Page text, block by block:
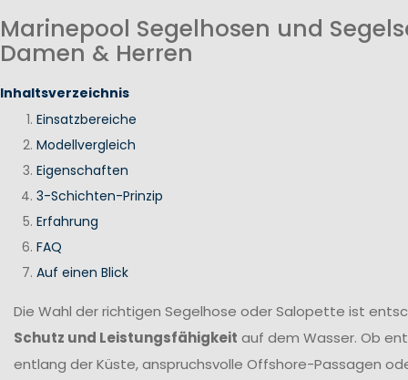
Marinepool Segelhosen und
Damen & Herren
Inhaltsverzeichnis
Einsatzbereiche
Modellvergleich
Eigenschaften
3-Schichten-Prinzip
Erfahrung
FAQ
Auf einen Blick
Die Wahl der richtigen Segelhose oder Salopette ist
Schutz und Leistungsfähigkeit auf dem Wasser. Ob
entlang der Küste, anspruchsvolle Offshore-Passagen